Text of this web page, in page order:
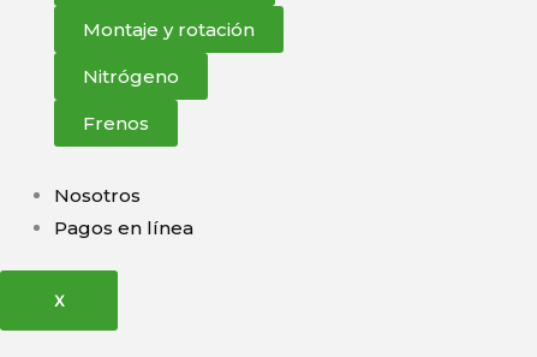
Montaje y rotación
Nitrógeno
Frenos
Nosotros
Pagos en línea
X